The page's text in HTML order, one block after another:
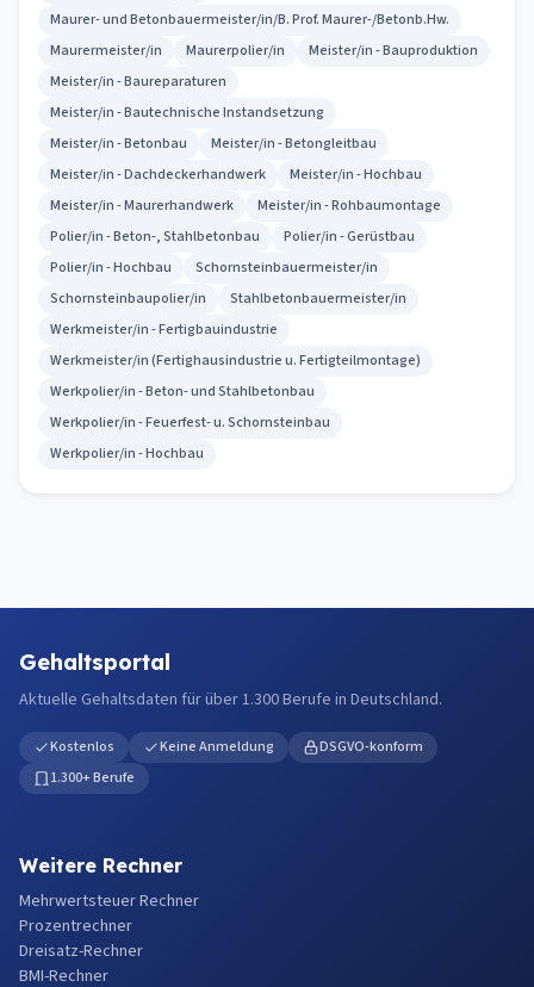
Maurer- und Betonbauermeister/in/B. Prof. Maurer-/Betonb.Hw.
Maurermeister/in
Maurerpolier/in
Meister/in - Bauproduktion
Meister/in - Baureparaturen
Meister/in - Bautechnische Instandsetzung
Meister/in - Betonbau
Meister/in - Betongleitbau
Meister/in - Dachdeckerhandwerk
Meister/in - Hochbau
Meister/in - Maurerhandwerk
Meister/in - Rohbaumontage
Polier/in - Beton-, Stahlbetonbau
Polier/in - Gerüstbau
Polier/in - Hochbau
Schornsteinbauermeister/in
Schornsteinbaupolier/in
Stahlbetonbauermeister/in
Werkmeister/in - Fertigbauindustrie
Werkmeister/in (Fertighausindustrie u. Fertigteilmontage)
Werkpolier/in - Beton- und Stahlbetonbau
Werkpolier/in - Feuerfest- u. Schornsteinbau
Werkpolier/in - Hochbau
Gehaltsportal
Aktuelle Gehaltsdaten für über 1.300 Berufe in Deutschland.
Kostenlos Keine Anmeldung
DSGVO-konform
1.300+ Berufe
Weitere Rechner
Mehrwertsteuer Rechner
Prozentrechner
Dreisatz-Rechner
BMI-Rechner